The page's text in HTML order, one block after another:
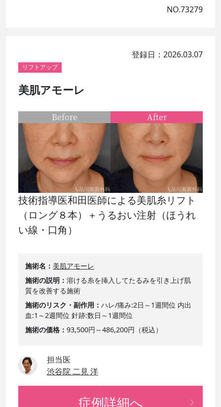
NO.73279
登録日：2026.03.07
リフトアップ
美肌アモーレ
技術指導医和田医師による美肌糸リフト
（ロング８本）＋うるおい注射（ほうれ
い線・口角）
施術名
美肌アモーレ
施術の説明
溶ける糸を挿入してたるみを引き上げ肌
質を改善する施術
施術のリスク・副作用
ハレ/痛み:2日～1週間位 内出
血:1～2週間位 針跡:数日～1週間位
施術の価格
93,500円～486,200円（税込）
担当医
渋谷院 二見 洋
Before After
症例詳細へ